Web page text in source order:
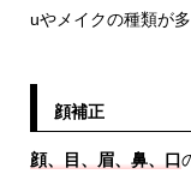
uやメイクの種類が
顔補正
顔、目、眉、鼻、口